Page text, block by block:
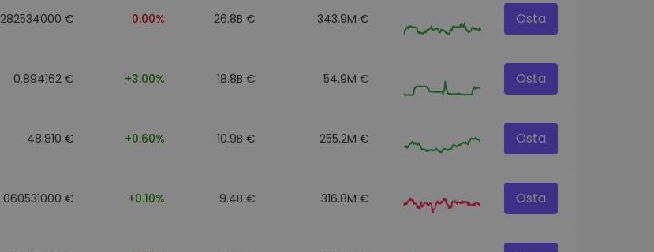
€ 0.00% 26.8B € 343.9M € Osta
0.894162 € +3.00% 18.8B € 54.9M € Osta
48.810 € +0.60% 10.9B € 255.2M € Osta
€ +0.10% 9.4B € 316.8M € Osta